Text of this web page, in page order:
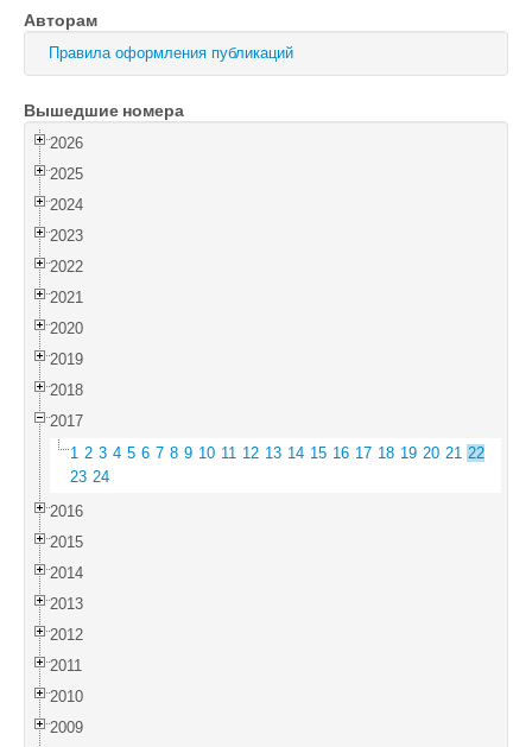
Оптика и спектроскопия
Поиск
Войти
Авторам
Правила оформления публикаций
Вышедшие номера
2026
2025
2024
2023
2022
2021
2020
2019
2018
2017
1 2 3 4 5 6 7 8 9 10 11 12 13 14 15 16 17 18 19 20 21 22
23 24
2016
2015
2014
2013
2012
2011
2010
2009